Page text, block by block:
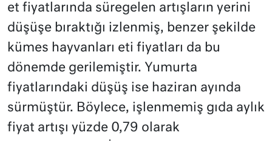
et fiyatlarında süregelen artışların yerini
düşüşe bıraktığı izlenmiş, benzer şekilde
kümes hayvanları eti fiyatları da bu
dönemde gerilemiştir. Yumurta
fiyatlarındaki düşüş ise haziran ayında
sürmüştür. Böylece, işlenmemiş gıda aylık
fiyat artışı yüzde 0,79 olarak